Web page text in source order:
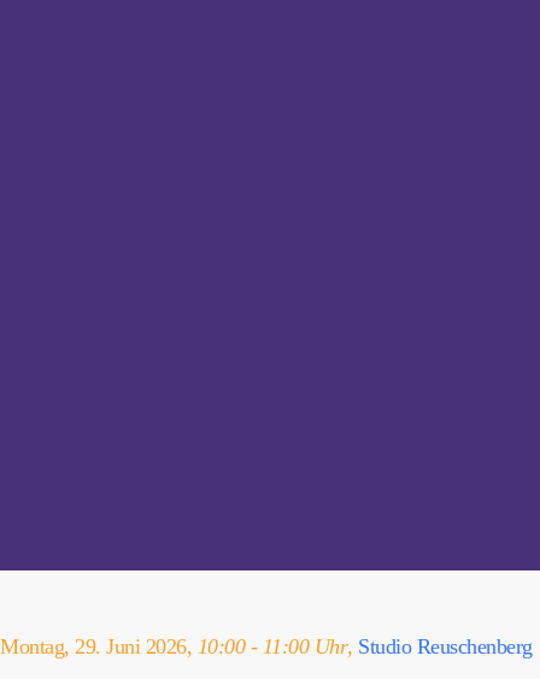
Montag, 29. Juni 2026, 10:00 - 11:00 Uhr, Studio Reuschenberg